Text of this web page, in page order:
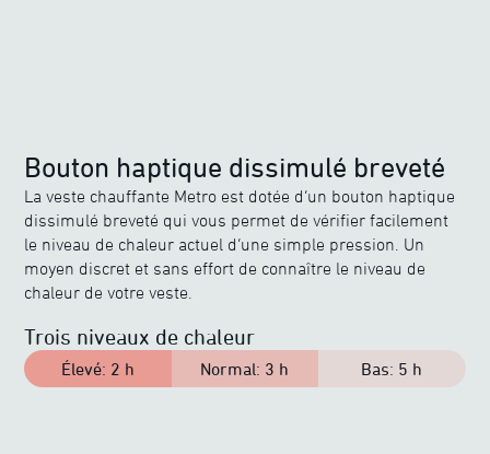
Bouton haptique dissimulé breveté
La veste chauffante Metro est dotée d’un bouton haptique
dissimulé breveté qui vous permet de vérifier facilement
le niveau de chaleur actuel d’une simple pression. Un
moyen discret et sans effort de connaître le niveau de
chaleur de votre veste.
Trois niveaux de chaleur
Élevé: 2 h Normal: 3 h Bas: 5 h